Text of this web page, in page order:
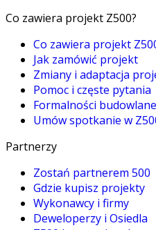
Co zawiera projekt Z500?
Co zawiera projekt
Jak zamówić projekt
Zmiany i adaptacja
Pomoc i częste pytania
Formalności budowlane
Umów spotkanie w
Partnerzy
Zostań partnerem 500
Gdzie kupisz projekty
Wykonawcy i firmy
Deweloperzy i Osiedla